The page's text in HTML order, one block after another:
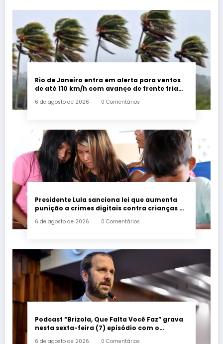
Rio de Janeiro entra em alerta para ventos
de até 110 km/h com avanço de frente fria
6 de agosto de 2026 0 Comentários
Presidente Lula sanciona lei que aumenta
punição a crimes digitais contra crianças é
6 de agosto de 2026 0 Comentários
Podcast “Brizola, Que Falta Você Faz” grava
nesta sexta-feira (7) episódio com o
6 de agosto de 2026 0 Comentários